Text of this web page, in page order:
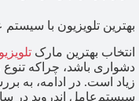
بهترین تلویزیون با
انتخاب بهترین مارک
دشواری باشد، چراکه تنوع
زیاد است. در ادامه، به